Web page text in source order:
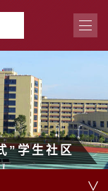
”学生社区
∨